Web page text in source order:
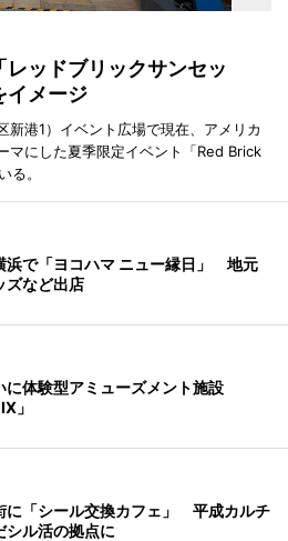
ッドブリックサンセッ
イメージ
新港1）イベント広場で現在、アメリカ
マにした夏季限定イベント「Red Brick
る。
浜で「ヨコハマ ニュー縁日」 地元
ズなど出店
に体験型アミューズメント施設
」
に「シール交換カフェ」 平成カルチ
シル活の拠点に